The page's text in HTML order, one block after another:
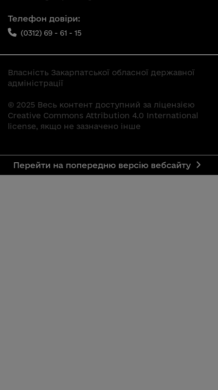
Телефон довіри:
(0312) 69 - 61 - 15
Власність Закарпатської обласної державної
адміністрації
© 2025 Весь контент доступний за ліцензією
Creative Commons Attribution 4.0 International
license, якщо не зазначено інше
Перейти на попередню версію вебсайту